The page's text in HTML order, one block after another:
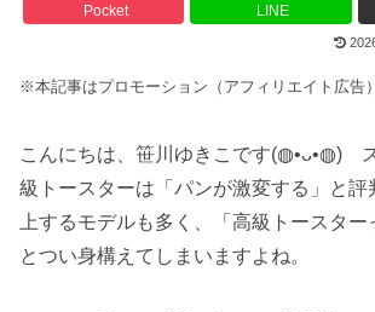
Pocket LINE
※本記事はプロモーション（アフィリエイト広告
こんにちは、笹川ゆきこです(◍•ᴗ•◍)
級トースターは「パンが激変する」と評
上するモデルも多く、「高級トースター
とつい身構えてしまいますよね。